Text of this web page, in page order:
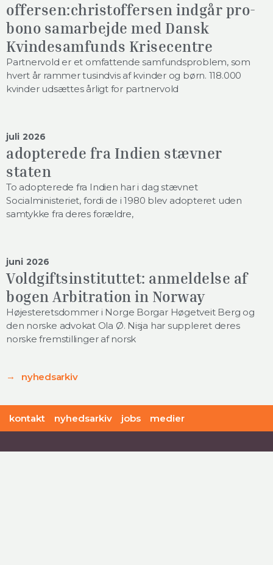
offersen:christoffersen indgår pro-
bono samarbejde med Dansk
Kvindesamfunds Krisecentre
Partnervold er et omfattende samfundsproblem, som
hvert år rammer tusindvis af kvinder og børn. 118.000
kvinder udsættes årligt for partnervold
juli 2026
adopterede fra Indien stævner
staten
To adopterede fra Indien har i dag stævnet
Socialministeriet, fordi de i 1980 blev adopteret uden
samtykke fra deres forældre,
juni 2026
Voldgiftsinstituttet: anmeldelse af
bogen Arbitration in Norway
Højesteretsdommer i Norge Borgar Høgetveit Berg og
den norske advokat Ola Ø. Nisja har suppleret deres
norske fremstillinger af norsk
nyhedsarkiv
kontakt nyhedsarkiv jobs medier